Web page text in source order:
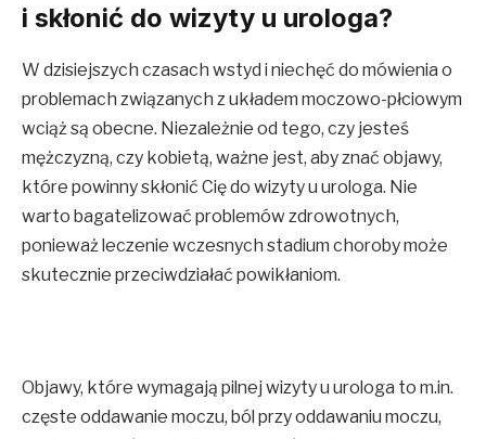
i skłonić do wizyty u urologa?
W dzisiejszych czasach wstyd i niechęć do mówienia o
problemach związanych z układem moczowo-płciowym
wciąż są obecne. Niezależnie od tego, czy jesteś
mężczyzną, czy kobietą, ważne jest, aby znać objawy,
które powinny skłonić Cię do wizyty u urologa. Nie
warto bagatelizować problemów zdrowotnych,
ponieważ leczenie wczesnych stadium choroby może
skutecznie przeciwdziałać powikłaniom.
Objawy, które wymagają pilnej wizyty u urologa to m.in.
częste oddawanie moczu, ból przy oddawaniu moczu,